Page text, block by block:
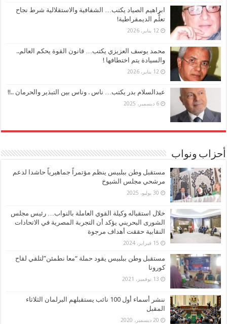
ابراهيم الصياد يكتب… الشفافية والاستقلالية شرط نجاح
تعلُّم الديمقراطية!
12 يناير، 2026
محمد يوسف العزيزي يكتب… قانون القوة يحكم العالم..
والسيادة يتم اختطافها !
12 يناير، 2026
عبدالسلام بدر يكتب… ناس . وناس بين التبذير والحرمان ..!!
6 ديسمبر، 2025
أحزاب ونواب
مستقبل وطن ببلبيس ينظم مؤتمراً جماهيرياً حاشدا لدعم
مرشحي مجلس الشيوخ
30 يوليو، 2025
خلال استقباله وكيلة القوي العاملة بالنواب… رئيس مجلس
الشورى البحريني يؤكد أن التجربة المصرية في الاتحادات
النقابية حققت أهداف مرجوة
15 فبراير، 2024
مستقبل وطن ببلبيس يقود حملة “معا نطمئن”لتلقي لقاح
كورونا
13 نوفمبر، 2021
ننشر أسماء أول 100 نائب يستقبلهم البرلمان الثلاثاء
المقبل
20 ديسمبر، 2020